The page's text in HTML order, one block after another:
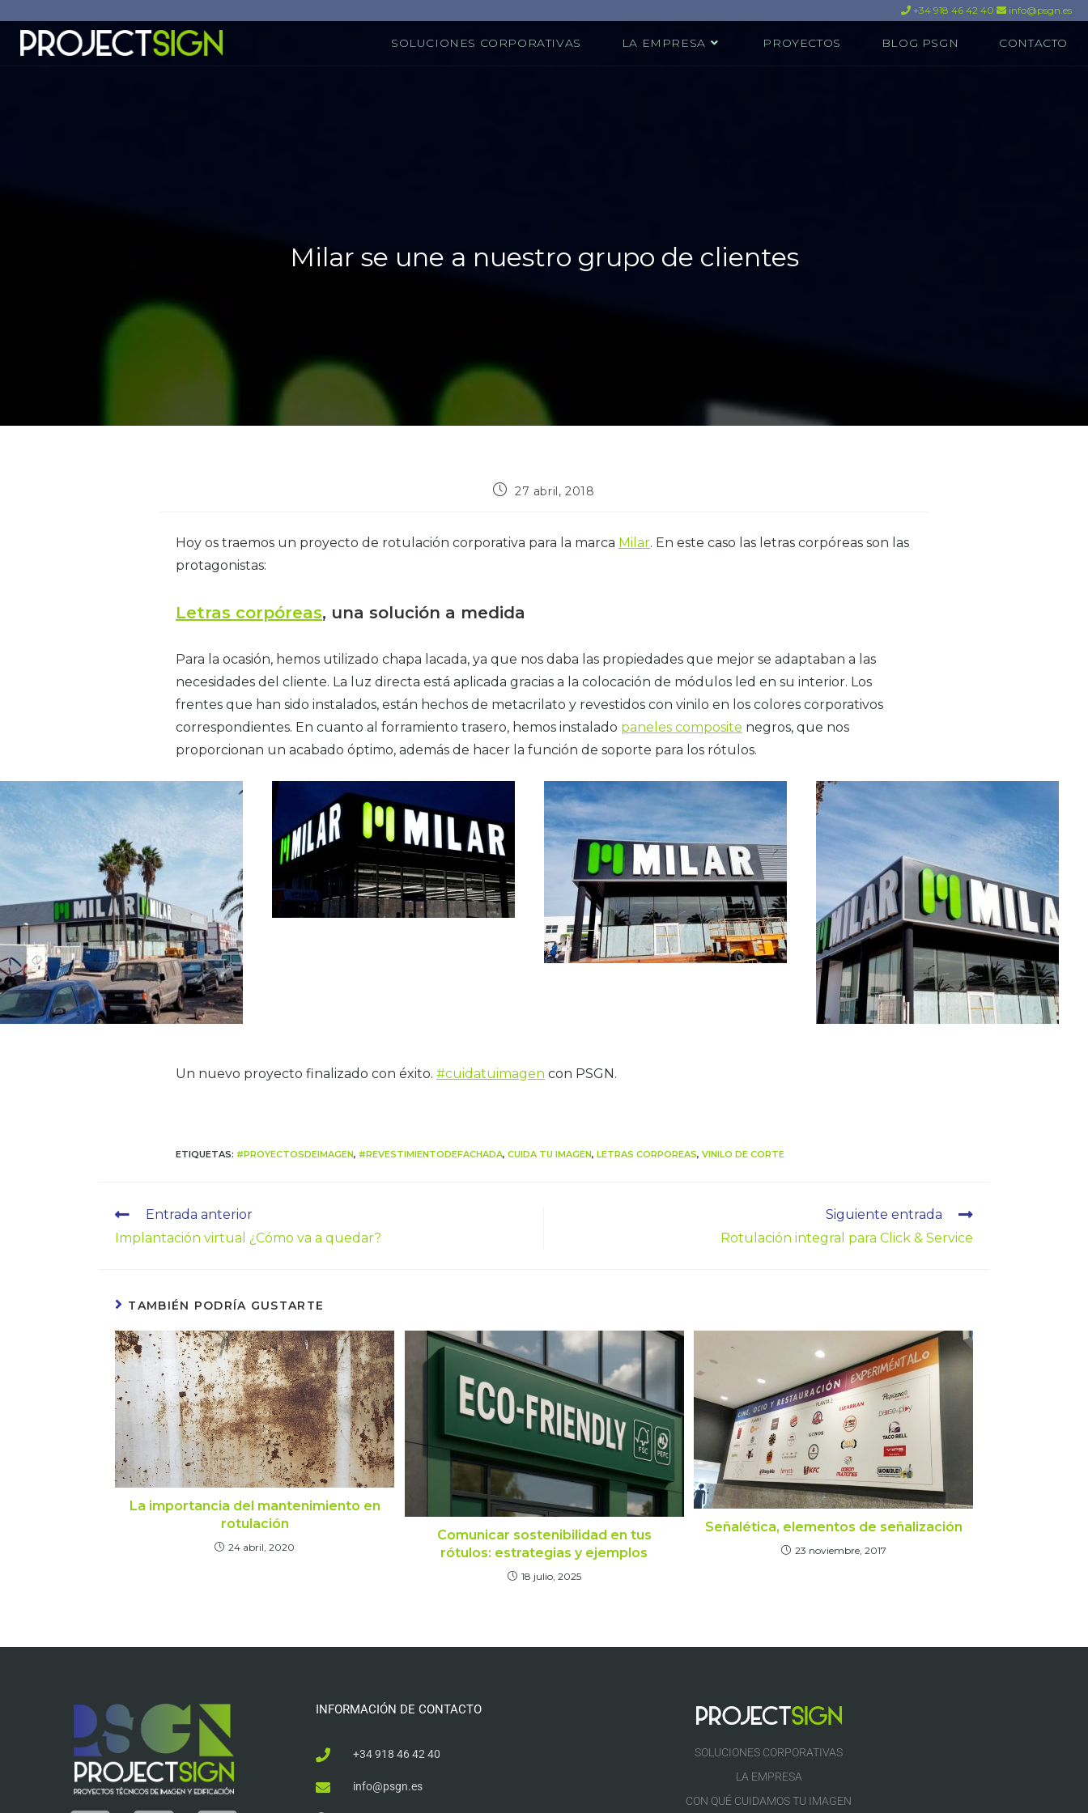
+34 918 46 42 40 info@psgn.es
SOLUCIONES CORPORATIVAS LA EMPRESA PROYECTOS BLOG PSGN CONTACTO
Milar se une a nuestro grupo de clientes
27 abril, 2018
Hoy os traemos un proyecto de rotulación corporativa para la marca Milar. En este caso las letras corpóreas son las
protagonistas:
Letras corpóreas, una solución a medida
Para la ocasión, hemos utilizado chapa lacada, ya que nos daba las propiedades que mejor se adaptaban a las
necesidades del cliente. La luz directa está aplicada gracias a la colocación de módulos led en su interior. Los
frentes que han sido instalados, están hechos de metacrilato y revestidos con vinilo en los colores corporativos
correspondientes. En cuanto al forramiento trasero, hemos instalado paneles composite negros, que nos
proporcionan un acabado óptimo, además de hacer la función de soporte para los rótulos.
Un nuevo proyecto finalizado con éxito. #cuidatuimagen con PSGN.
ETIQUETAS: #PROYECTOSDEIMAGEN, #REVESTIMIENTODEFACHADA, CUIDA TU IMAGEN, LETRAS CORPOREAS, VINILO DE CORTE
Entrada anterior
Implantación virtual ¿Cómo va a quedar?
Siguiente entrada
Rotulación integral para Click & Service
TAMBIÉN PODRÍA GUSTARTE
La importancia del mantenimiento en
rotulación
24 abril, 2020
Comunicar sostenibilidad en tus
rótulos: estrategias y ejemplos
18 julio, 2025
Señalética, elementos de señalización
23 noviembre, 2017
INFORMACIÓN DE CONTACTO
+34 918 46 42 40
info@psgn.es
SOLUCIONES CORPORATIVAS
LA EMPRESA
CON QUÉ CUIDAMOS TU IMAGEN